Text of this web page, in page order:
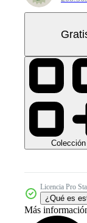
Colección
Licencia Pro
¿Qué es
Más